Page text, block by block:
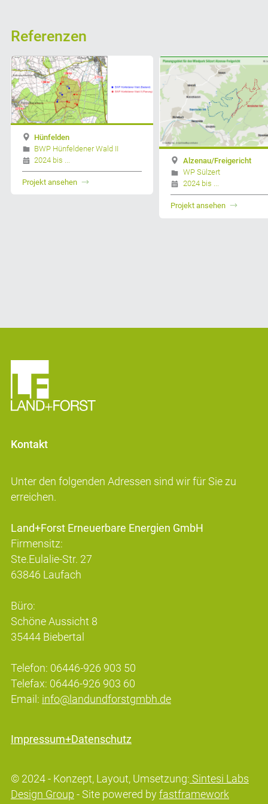
Referenzen
Hünfelden
BWP Hünfeldener Wald II
2024 bis ...
Projekt ansehen
Alzenau/Freigericht
WP Sülzert
2024 bis ...
Projekt ansehen
Kontakt
Unter den folgenden Adressen sind wir für Sie zu
erreichen.
Land+Forst Erneuerbare Energien GmbH
Firmensitz:
Ste.Eulalie-Str. 27
63846 Laufach
Büro:
Schöne Aussicht 8
35444 Biebertal
Telefon: 06446-926 903 50
Telefax: 06446-926 903 60
Email: info@landundforstgmbh.de
Impressum+Datenschutz
© 2024 - Konzept, Layout, Umsetzung: Sintesi Labs
Design Group - Site powered byfastframework